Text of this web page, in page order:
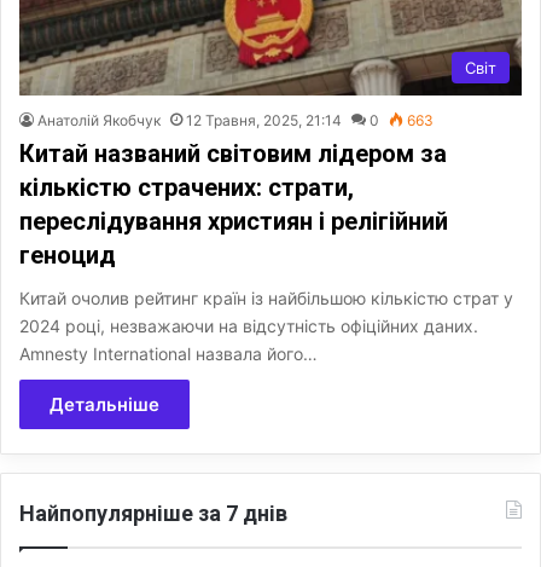
Світ
Анатолій Якобчук 12 Травня, 2025, 21:14 0 663
Китай названий світовим лідером за
кількістю страчених: страти,
переслідування християн і релігійний
геноцид
Китай очолив рейтинг країн із найбільшою кількістю страт у
2024 році, незважаючи на відсутність офіційних даних.
Amnesty International назвала його…
Детальніше
Найпопулярніше за 7 днів